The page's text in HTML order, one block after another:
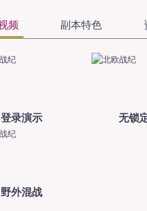
频 副本特色
登录演示 无锁
野外混战